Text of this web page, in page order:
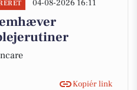
04-08-2026 16:11
Kopiér link